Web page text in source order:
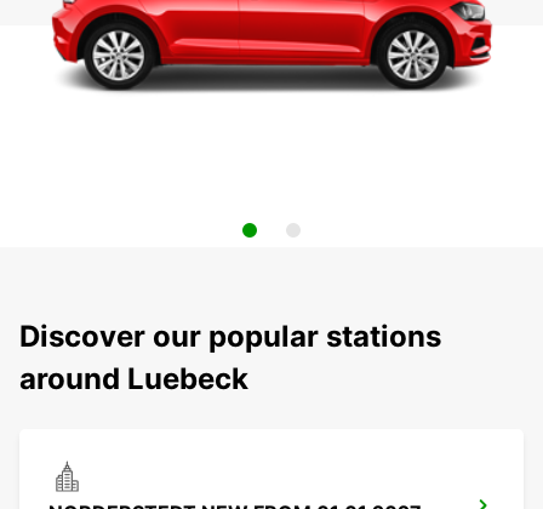
Discover our popular stations
around Luebeck